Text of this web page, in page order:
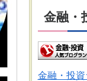
金融・
金融・投